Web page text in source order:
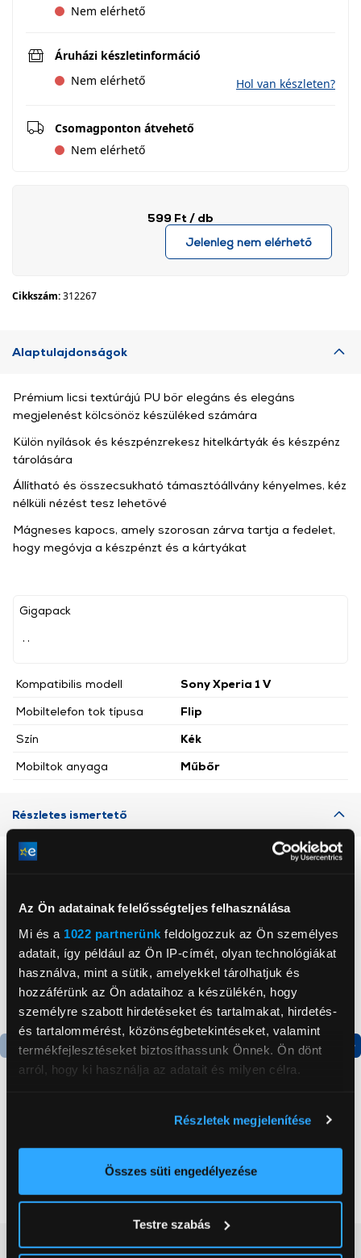
Az Ön adatainak felelősségteljes felhasználása
Mi és a 1022 partnerünk feldolgozzuk az Ön személyes
adatait, így például az Ön IP-címét, olyan technológiákat
használva, mint a sütik, amelyekkel tárolhatjuk és
hozzáférünk az Ön adataihoz a készülékén, hogy
személyre szabott hirdetéseket és tartalmakat, hirdetés-
és tartalommérést, közönségbetekintéseket, valamint
termékfejlesztéseket biztosíthassunk Önnek. Ön dönt
arról, hogy ki használja az adatait és milyen célra.
elhelyezkedéséről pár méteres pontossággal
Az Ön készülékén beazonosítása annak konkrét
módjairól és adja meg preferenciáit aRészletek
pontban. Bármikor módosíthatja vagy visszavonhatja a
Részletek megjelenítése
Összes süti engedélyezése
Testre szabás
Nem elérhető
Áruházi készletinformáció
Nem elérhető
Hol van készleten?
Csomagponton átvehető
Nem elérhető
599 Ft / db
Jelenleg nem elérhető
Cikkszám:312267
Alaptulajdonságok
Gigapack
Kompatibilis modell
Sony Xperia 1 V
Mobiltelefon tok típusa
Flip
Szín
Kék
Mobiltok anyaga
Műbőr
Prémium licsi textúrájú PU bőr elegáns és elegáns
megjelenést kölcsönöz készüléked számára
Külön nyílások és készpénzrekesz hitelkártyák és készpénz
tárolására
Állítható és összecsukható támasztóállvány kényelmes, kéz
nélküli nézést tesz lehetővé
Mágneses kapocs, amely szorosan zárva tartja a fedelet,
hogy megóvja a készpénzt és a kártyákat
Részletes ismertető
Termék adatlap Termék adatlap
Gorenje N619EAXL4
179 999 Ft
Vásárlói vélemények(0)